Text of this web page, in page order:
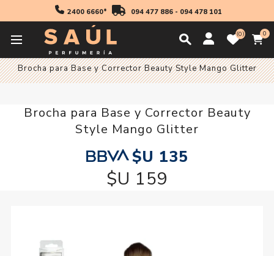
2400 6660* 094 477 886- 094 478 101
0 0
Inicio
Brocha para Base y Corrector Beauty Style Mango Glitter
Brocha para Base y Corrector Beauty
Style Mango Glitter
$U 135
$U 159